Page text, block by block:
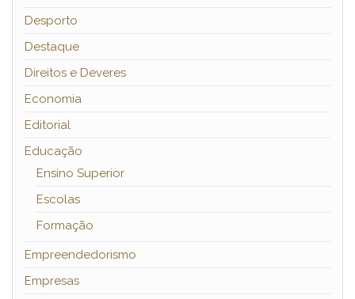
Desporto
Destaque
Direitos e Deveres
Economia
Editorial
Educação
Ensino Superior
Escolas
Formação
Empreendedorismo
Empresas